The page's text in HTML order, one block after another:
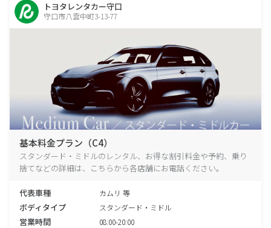
トヨタレンタカー守口
守口市八雲中町3-13-77
基本料金プラン（C4）
スタンダード・ミドルのレンタル、お得な割引料金や予約、乗り
捨てなどの詳細は、こちらから各店舗にお電話ください。
代表車種 カムリ 等
ボディタイプ スタンダード・ミドル
営業時間 08:00-20:00